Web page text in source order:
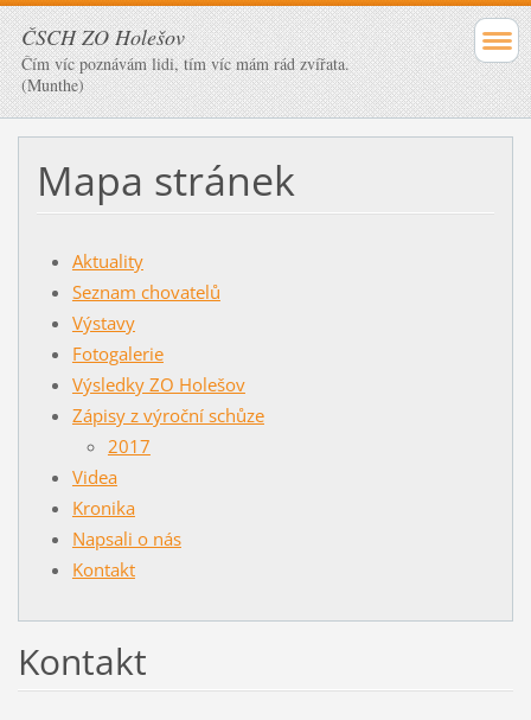
ČSCH ZO Holešov
Čím víc poznávám lidi, tím víc mám rád zvířata.
(Munthe)
Mapa stránek
Aktuality
Seznam chovatelů
Výstavy
Fotogalerie
Výsledky ZO Holešov
Zápisy z výroční schůze
2017
Videa
Kronika
Napsali o nás
Kontakt
Kontakt